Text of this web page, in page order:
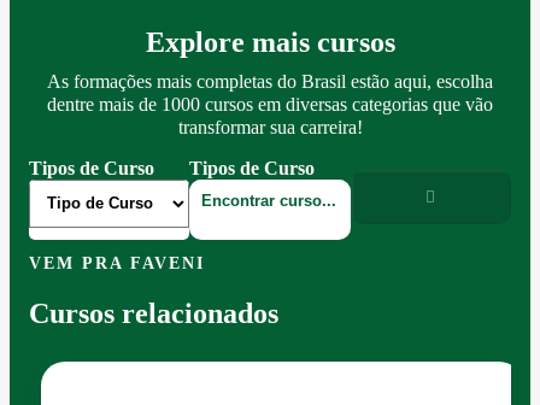
Explore mais cursos
As formações mais completas do Brasil estão aqui, escolha
dentre mais de 1000 cursos em diversas categorias que vão
transformar sua carreira!
Tipos de Curso
Tipos de Curso
VEM PRA FAVENI
Cursos relacionados